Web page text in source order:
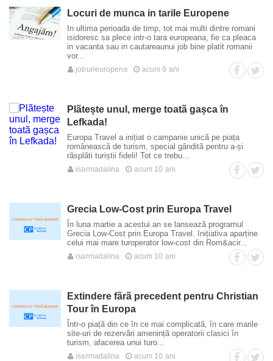
Locuri de munca in tarile Europene
In ultima perioada de timp, tot mai multi dintre romani
isidoresc sa plece intr-o tara europeana, fie ca pleaca
in vacanta sau in cautareaunui job bine platit romanii
vor...
joburieuropene acum 9 ani
Plãtește unul, merge toatã gașca în
Lefkada!
Europa Travel a inițiat o campanie unicã pe piața
româneascã de turism, special gânditã pentru a-și
rãsplãti turiștii fideli! Tot ce trebu...
isarmadalina acum 10 ani
Grecia Low-Cost prin Europa Travel
În luna martie a acestui an se lanseazã programul
Grecia Low-Cost prin Europa Travel. Inițiativa aparține
celui mai mare turoperator low-cost din Rom&acir...
isarmadalina acum 10 ani
Extindere fãrã precedent pentru Christian
Tour în Europa
Într-o piațã din ce în ce mai complicatã, în care marile
site-uri de rezervãri amenințã operatorii clasici în
turism, afacerea unui turo...
isarmadalina acum 10 ani